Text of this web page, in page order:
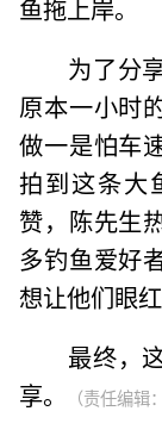
鱼拖上岸。
为了分
原本一小时
做一是怕车
拍到这条大
赞，陈先生
多钓鱼爱好
想让他们眼红
最终，
享。
（责任编辑